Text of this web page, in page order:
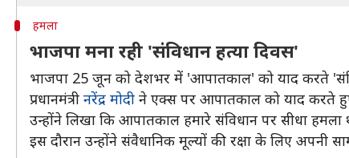
हमला
भाजपा मना रही 'संविधान हत्या दिवस'
भाजपा 25 जून को देशभर में 'आपातकाल' को याद करते
प्रधानमंत्री नरेंद्र मोदी ने एक्स पर आपातकाल को याद करते हुए
उन्होंने लिखा कि आपातकाल हमारे संविधान पर सीधा
इस दौरान उन्होंने संवैधानिक मूल्यों की रक्षा के लिए अपनी